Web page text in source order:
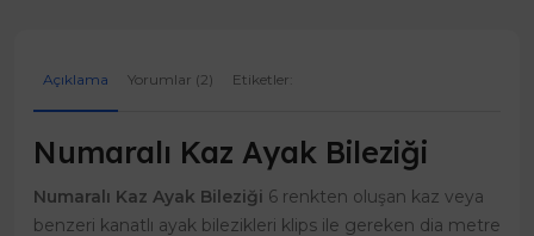
Açıklama Yorumlar (2) Etiketler:
Numaralı Kaz Ayak Bileziği
Numaralı Kaz Ayak Bileziği 6 renkten oluşan kaz veya
benzeri kanatlı ayak bilezikleri klips ile gereken dia metre